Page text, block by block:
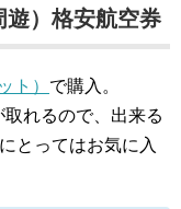
遊）格安航空券
ト） で購入。
れるので、出来る
とってはお気に入